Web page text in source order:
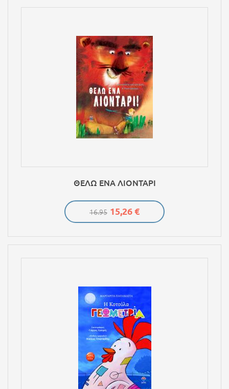
ΘΕΛΩ ΕΝΑ ΛΙΟΝΤΑΡΙ
16.95 15,26 €